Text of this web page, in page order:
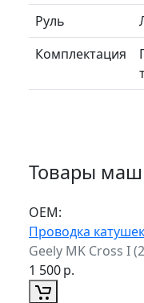
Руль
Комплектация
Товары
ОЕМ:
Проводка
Geely MK Cross I
1 500р.